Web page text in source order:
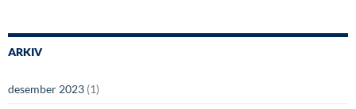
ARKIV
desember 2023 (1)